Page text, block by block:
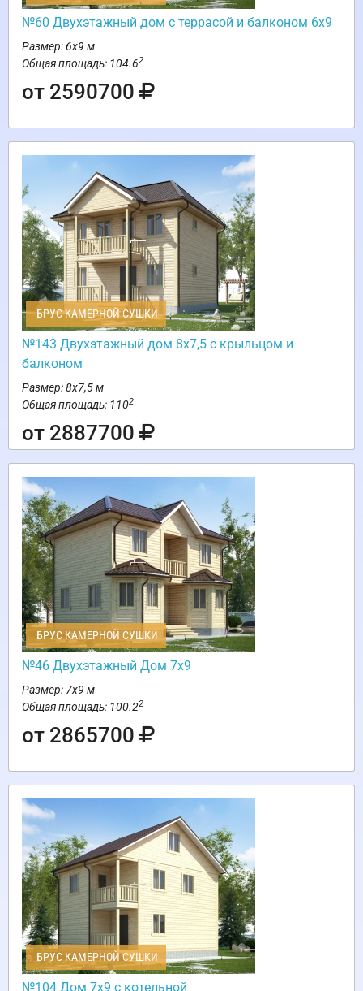
№60 Двухэтажный дом с террасой и балконом 6х9
Размер: 6х9 м
Общая площадь: 104.62
от 2590700
БРУС КАМЕРНОЙ СУШКИ
№143 Двухэтажный дом 8х7,5 с крыльцом и
балконом
Размер: 8х7,5 м
Общая площадь: 1102
от 2887700
БРУС КАМЕРНОЙ СУШКИ
№46 Двухэтажный Дом 7х9
Размер: 7х9 м
Общая площадь: 100.22
от 2865700
БРУС КАМЕРНОЙ СУШКИ
№104 Дом 7х9 с котельной